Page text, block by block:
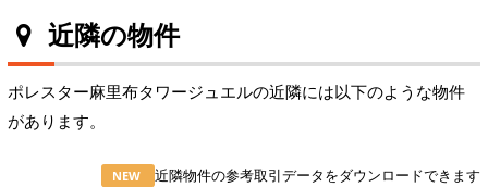
近隣の物件
ポレスター麻里布タワージュエルの近隣には以下のような物件
があります。
NEW
近隣物件の参考取引データをダウンロードできます